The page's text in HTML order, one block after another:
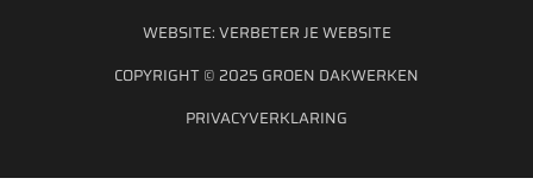
COPYRIGHT © 2025 GROEN DAKWERKEN
PRIVACYVERKLARING
WEBSITE:VERBETER JE WEBSITE